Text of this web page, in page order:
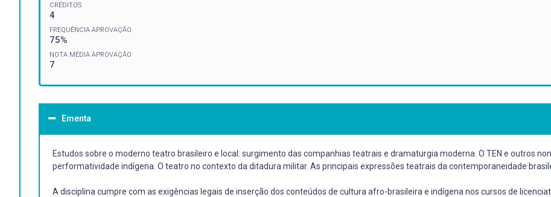
CRÉDITOS
4
FREQUÊNCIA APROVAÇÃO
75%
NOTA MÉDIA APROVAÇÃO
7
Ementa
Estudos sobre o moderno teatro brasileiro e local: surgimento das companhias teatrais e dramaturgia moderna. O TEN e outros
performatividade indígena. O teatro no contexto da ditadura militar. As principais expressões teatrais da contemporaneidade
A disciplina cumpre com as exigências legais de inserção dos conteúdos de cultura afro-brasileira e indígena nos cursos de